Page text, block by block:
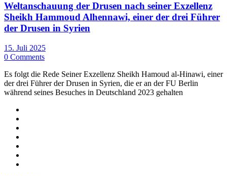
Weltanschauung der Drusen nach seiner Exzellenz
Sheikh Hammoud Alhennawi, einer der drei Führer
der Drusen in Syrien
15. Juli 2025
0 Comments
Es folgt die Rede Seiner Exzellenz Sheikh Hamoud al-Hinawi, einer
der drei Führer der Drusen in Syrien, die er an der FU Berlin
während seines Besuches in Deutschland 2023 gehalten